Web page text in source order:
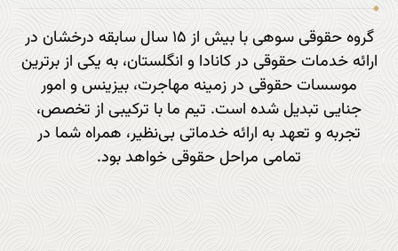
گروه حقوقی سوهی با بیش از ۱۵ سال سابقه درخشان در
ارائه خدمات حقوقی در کانادا و انگلستان، به یکی از برترین
موسسات حقوقی در زمینه مهاجرت، بیزینس و امور
جنایی تبدیل شده است. تیم ما با ترکیبی از تخصص،
تجربه و تعهد به ارائه خدماتی بی‌نظیر، همراه شما در
تمامی مراحل حقوقی خواهد بود.
تماس با ما : 9797 877 833 1+